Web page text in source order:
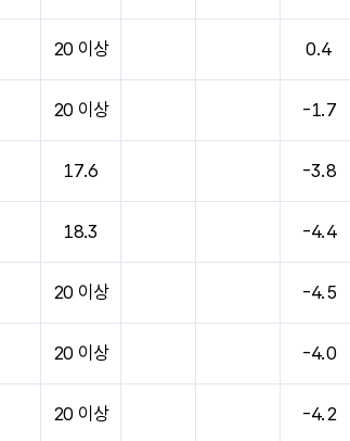
20 이상 0.4
20 이상 -1.7
17.6 -3.8
18.3 -4.4
20 이상 -4.5
20 이상 -4.0
20 이상 -4.2